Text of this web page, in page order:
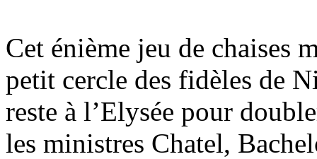
Cet énième jeu de chaises
petit cercle des fidèles de
reste à l’Elysée pour
les ministres Chatel,